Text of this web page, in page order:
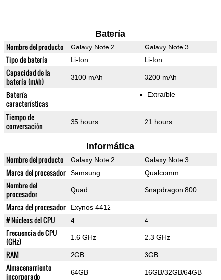
Batería
Nombre del producto Galaxy Note 2 Galaxy Note 3
Tipo de batería Li-Ion Li-Ion
Capacidad de la
batería (mAh)
3100 mAh 3200 mAh
Batería
características
Extraíble
Tiempo de
conversación
35 hours 21 hours
Informática
Nombre del producto Galaxy Note 2 Galaxy Note 3
Marca del procesador Samsung Qualcomm
Nombre del
procesador
Quad Snapdragon 800
Marca del procesador Exynos 4412
# Núcleos del CPU 4 4
Frecuencia de CPU
(GHz)
1.6 GHz 2.3 GHz
RAM 2GB 3GB
Almacenamiento
incorporado
64GB 16GB/32GB/64GB